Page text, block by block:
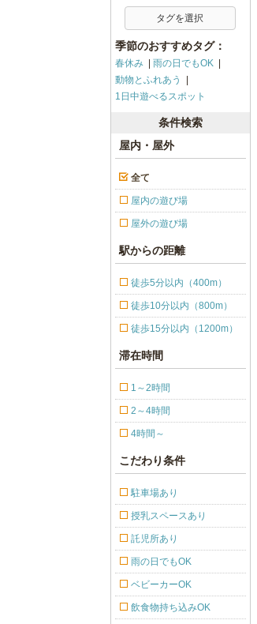
タグを選択
季節のおすすめタグ：
春休み
雨の日でもOK
動物とふれあう
1日中遊べるスポット
条件検索
屋内・屋外
全て
屋内の遊び場
屋外の遊び場
駅からの距離
徒歩5分以内（400m）
徒歩10分以内（800m）
徒歩15分以内（1200m）
滞在時間
1～2時間
2～4時間
4時間～
こだわり条件
駐車場あり
授乳スペースあり
託児所あり
雨の日でもOK
ベビーカーOK
飲食物持ち込みOK